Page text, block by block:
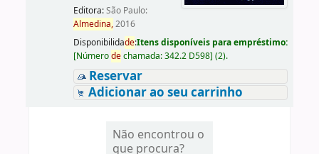
Editora:São Paulo:
Almedina,2016
Disponibilidade:Itens disponíveis para empréstimo:
[Númerodechamada:342.2 D598] (2).
Reservar
Adicionar ao seu carrinho
Não encontrou o
que procura?